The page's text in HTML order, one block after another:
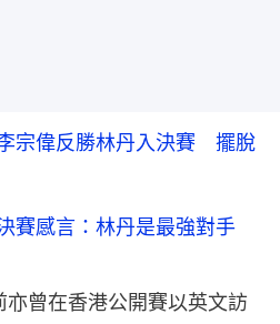
宗偉反勝林丹入決賽 擺脫
賽感言：林丹是最強對手
曾在香港公開賽以英文訪